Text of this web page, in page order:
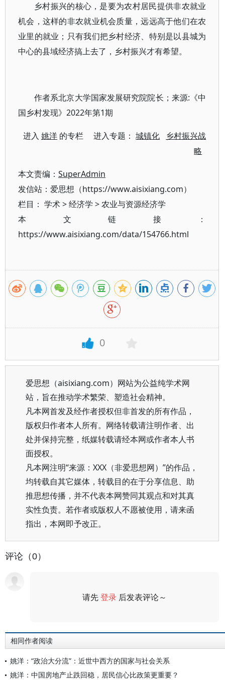
乡村振兴的核心，是要为农村居民提供非农就业
机会，这样的非农就业机会质量，远远高于他们在农
业里的就业；只有我们把乡村经济、特别是以县城为
中心的县域经济搞上去了，乡村振兴才有希望。
作者系北京大学国家发展研究院院长；来源:《中
国乡村发现》2022年第1期
进入姚洋 的专栏 进入专题：城镇化
乡村振兴战
略
本文责编： SuperAdmin
发信站：爱思想（https://www.aisixiang.com）
栏目： 学术>经济学 >农业与资源经济学
本文链接：
https://www.aisixiang.com/data/154766.html
0
爱思想（aisixiang.com）网站为公益纯学术网
站，旨在推动学术繁荣、塑造社会精神。
凡本网首发及经作者授权但非首发的所有作品，
版权归作者本人所有。网络转载请注明作者、出
处并保持完整，纸媒转载请经本网或作者本人书
面授权。
凡本网注明“来源：XXX（非爱思想网）”的作品，
均转载自其它媒体，转载目的在于分享信息、助
推思想传播，并不代表本网赞同其观点和对其真
实性负责。若作者或版权人不愿被使用，请来函
指出，本网即予改正。
评论（0）
请先登录 后发表评论～
相同作者阅读
姚洋：“政治大分流”：近世中西方的国家与社会关系
姚洋：中国房地产止跌回稳，居民信心比政策更重要？